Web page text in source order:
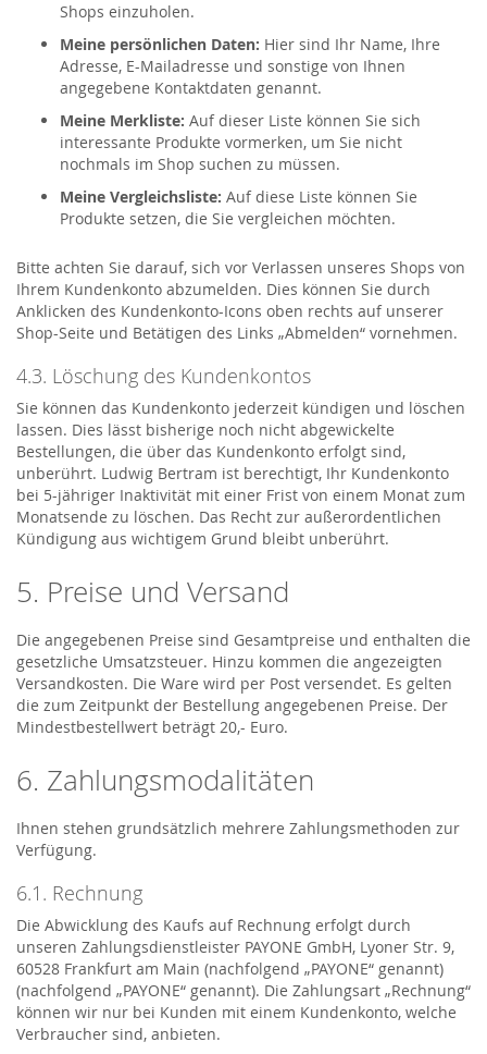
Shops einzuholen.
Meine persönlichen Daten: Hier sind Ihr Name, Ihre
Adresse, E-Mailadresse und sonstige von Ihnen
angegebene Kontaktdaten genannt.
Meine Merkliste: Auf dieser Liste können Sie sich
interessante Produkte vormerken, um Sie nicht
nochmals im Shop suchen zu müssen.
Meine Vergleichsliste: Auf diese Liste können Sie
Produkte setzen, die Sie vergleichen möchten.
Bitte achten Sie darauf, sich vor Verlassen unseres Shops von
Ihrem Kundenkonto abzumelden. Dies können Sie durch
Anklicken des Kundenkonto-Icons oben rechts auf unserer
Shop-Seite und Betätigen des Links „Abmelden“ vornehmen.
4.3. Löschung des Kundenkontos
Sie können das Kundenkonto jederzeit kündigen und löschen
lassen. Dies lässt bisherige noch nicht abgewickelte
Bestellungen, die über das Kundenkonto erfolgt sind,
unberührt. Ludwig Bertram ist berechtigt, Ihr Kundenkonto
bei 5-jähriger Inaktivität mit einer Frist von einem Monat zum
Monatsende zu löschen. Das Recht zur außerordentlichen
Kündigung aus wichtigem Grund bleibt unberührt.
5. Preise und Versand
Die angegebenen Preise sind Gesamtpreise und enthalten die
gesetzliche Umsatzsteuer. Hinzu kommen die angezeigten
Versandkosten. Die Ware wird per Post versendet. Es gelten
die zum Zeitpunkt der Bestellung angegebenen Preise. Der
Mindestbestellwert beträgt 20,- Euro.
6. Zahlungsmodalitäten
Ihnen stehen grundsätzlich mehrere Zahlungsmethoden zur
Verfügung.
6.1. Rechnung
Die Abwicklung des Kaufs auf Rechnung erfolgt durch
unseren Zahlungsdienstleister PAYONE GmbH, Lyoner Str. 9,
60528 Frankfurt am Main (nachfolgend „PAYONE“ genannt)
(nachfolgend „PAYONE“ genannt). Die Zahlungsart „Rechnung“
können wir nur bei Kunden mit einem Kundenkonto, welche
Verbraucher sind, anbieten.